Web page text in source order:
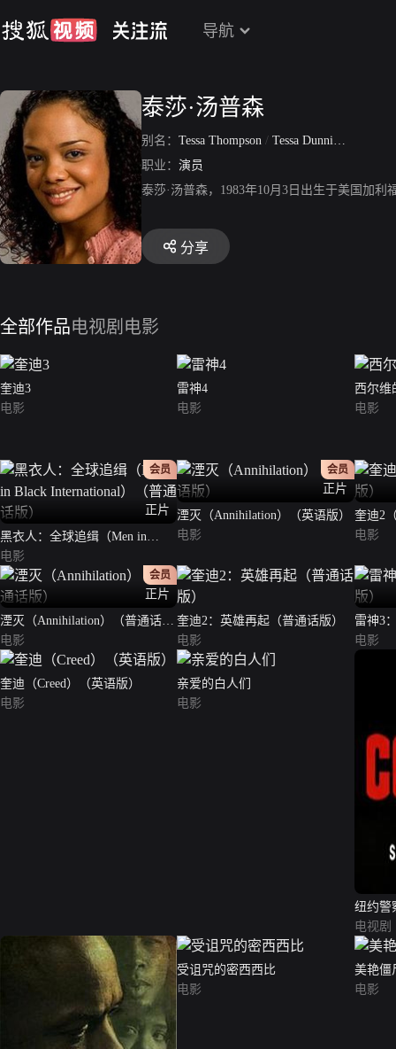
导航
泰莎·汤普森
别名： Tessa Thompson / Tessa Dunnington
职业： 演员
泰莎·汤普森，1983年10月3日出生于美国加
分享
全部作品电视剧 电影
奎迪3
电影
雷神4
电影
西尔维
电影
正片
会员
黑衣人：全球追缉（Men in
Black International）（普通话
版）
电影
正片
会员
湮灭（Annihilation）（英语版）
电影
奎迪2
电影
正片
会员
湮灭（Annihilation）（普通话
版）
电影
奎迪2：英雄再起（普通话版）
电影
雷神3
电影
奎迪（Creed）（英语版）
电影
亲爱的白人们
电影
纽约警
电视剧
受诅咒的密西西比
电影
美艳僵
电影